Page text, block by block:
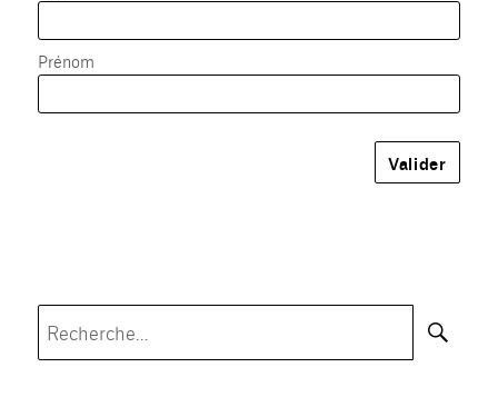
Prénom